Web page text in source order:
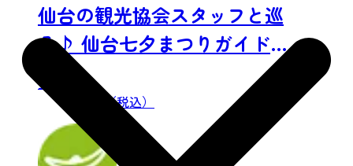
仙台の観光協会スタッフと巡
る♪ 仙台七夕まつりガイドツ
金額：
0 円〜（税込）